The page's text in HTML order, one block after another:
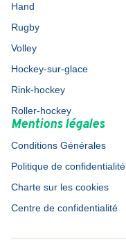
Hand
Rugby
Volley
Hockey-sur-glace
Rink-hockey
Roller-hockey
Mentions légales
Conditions Générales
Politique de confidentialité
Charte sur les cookies
Centre de confidentialité